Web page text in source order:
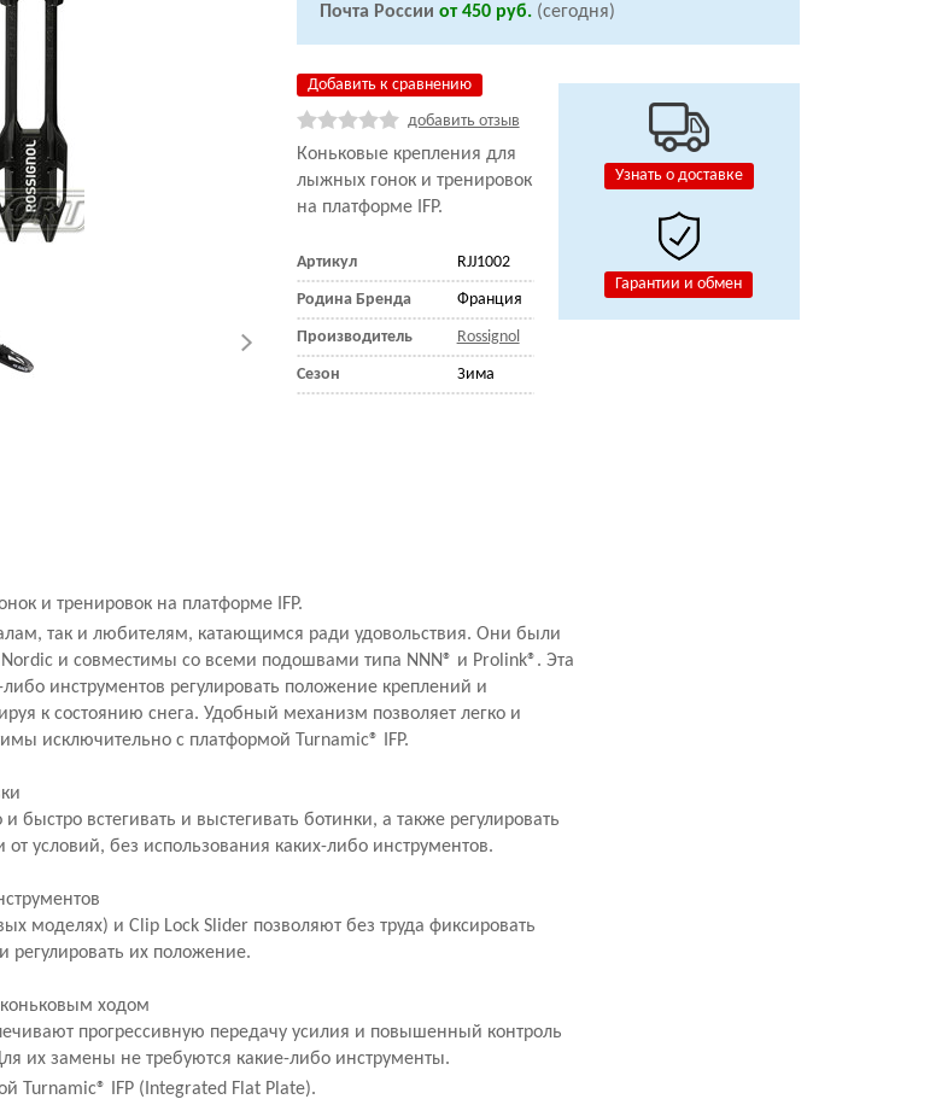
Почта России от 450 руб. (сегодня)
Добавить к сравнению
добавить отзыв
Коньковые крепления для
лыжных гонок и тренировок
на платформе IFP.
Артикул RJJ1002
Родина Бренда Франция
Производитель Rossignol
Сезон Зима
Узнать о доставке
Гарантии и обмен
и тренировок на платформе IFP.
так и любителям, катающимся ради удовольствия. Они были
и совместимы со всеми подошвами типа NNN® и Prolink®. Эта
либо инcтрументов регулировать положение креплений и
к состоянию снега. Удобный механизм позволяет легко и
исключительно с платформой Turnamic® IFP.
быстро встегивать и выстегивать ботинки, а также регулировать
условий, без использования каких-либо инструментов.
моделях) и Clip Lock Slider позволяют без труда фиксировать
регулировать их положение.
ходом
прогрессивную передачу усилия и повышенный контроль
их замены не требуются какие-либо инструменты.
Turnamic® IFP (Integrated Flat Plate).